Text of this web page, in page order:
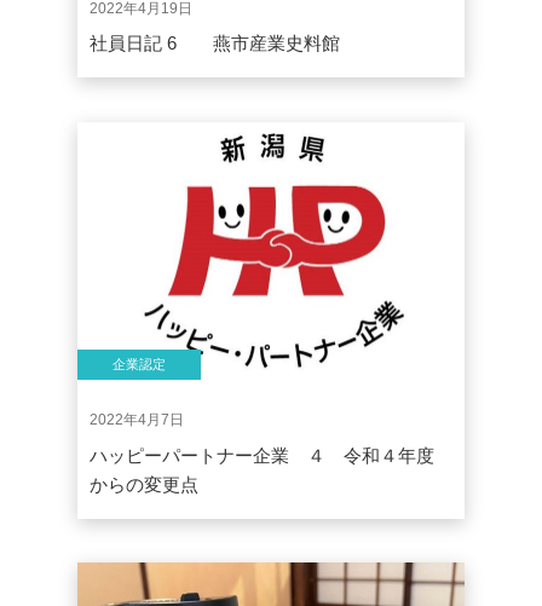
2022年4月19日
社員日記 6 燕市産業史料館
企業認定
2022年4月7日
ハッピーパートナー企業 ４ 令和４年度
からの変更点